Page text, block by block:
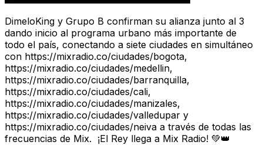
DimeloKing y Grupo B confirman su alianza junto al 3
dando inicio al programa urbano más importante de
todo el país, conectando a siete ciudades en simultáneo
con https://mixradio.co/ciudades/bogota,
https://mixradio.co/ciudades/medellin,
https://mixradio.co/ciudades/barranquilla,
https://mixradio.co/ciudades/cali,
https://mixradio.co/ciudades/manizales,
https://mixradio.co/ciudades/valledupar y
https://mixradio.co/ciudades/neiva a través de todas las
frecuencias de Mix. ¡El Rey llega a Mix Radio! 💚👑